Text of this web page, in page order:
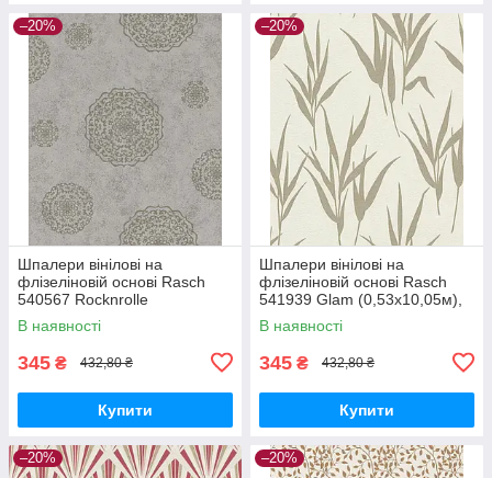
–20%
Шпалери вінілові на
флізеліновій основі Rasch
540567 Rocknrolle
(0,53х10,05м), Бежевий,
Бежевий
В наявності
345 ₴ 432,80 ₴
Купити
–20%
Шпалери вінілові на
флізеліновій основі Rasch
541939 Glam (0,53х10,05м),
Бежевий, Бежевий
В наявності
345 ₴ 432,80 ₴
Купити
–20% –20%